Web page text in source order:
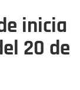
inicia
20 de